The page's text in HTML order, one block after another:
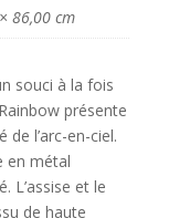
86,00 cm
souci à la fois
présente
l’arc-en-ciel.
en métal
L’assise et le
de haute